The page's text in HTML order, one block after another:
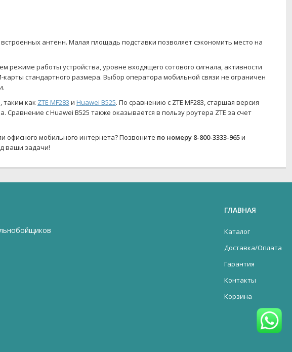
антенн. Малая площадь подставки позволяет сэкономить место на
работы устройства, уровне входящего сотового сигнала, активности
стандартного размера. Выбор оператора мобильной связи не ограничен
таким как ZTE MF283 и Huawei B525. По сравнению с ZTE MF283, старшая версия
с Huawei B525 также оказывается в пользу роутера ZTE за счет
офисного мобильного интернета? Позвоните по номеру 8-800-3333-965и
ваши задачи!
ГЛАВНАЯ
Каталог
Доставка/Оплата
Гарантия
Контакты
Корзина